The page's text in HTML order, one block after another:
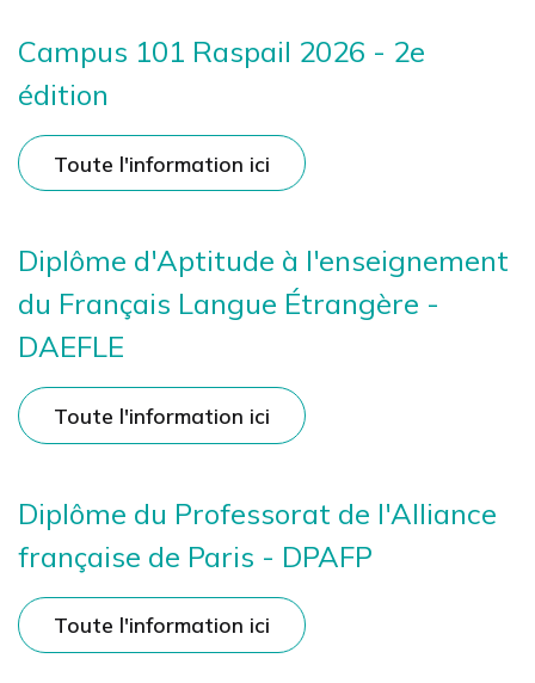
Campus 101 Raspail 2026 - 2e
édition
Toute l'information ici
Diplôme d'Aptitude à l'enseignement
du Français Langue Étrangère -
DAEFLE
Toute l'information ici
Diplôme du Professorat de l'Alliance
française de Paris - DPAFP
Toute l'information ici